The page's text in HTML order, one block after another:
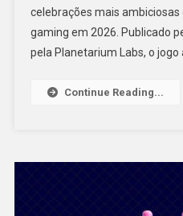
celebrações mais
gaming em 2026. Publicado
pela Planetarium Labs, o jogo
Continue Reading...